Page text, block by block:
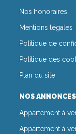
Nos honoraires
Mentions légales
Politique de
Politique des
Plan du site
NOS ANNONCES
Appartement à
Appartement à